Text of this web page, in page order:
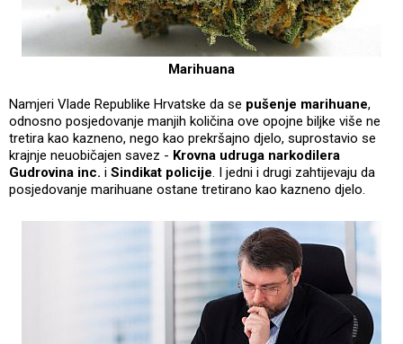
Marihuana
Namjeri Vlade Republike Hrvatske da se pušenje marihuane,
odnosno posjedovanje manjih količina ove opojne biljke više ne
tretira kao kazneno, nego kao prekršajno djelo, suprostavio se
krajnje neuobičajen savez - Krovna udruga narkodilera
Gudrovina inc. i Sindikat policije. I jedni i drugi zahtijevaju da
posjedovanje marihuane ostane tretirano kao kazneno djelo.